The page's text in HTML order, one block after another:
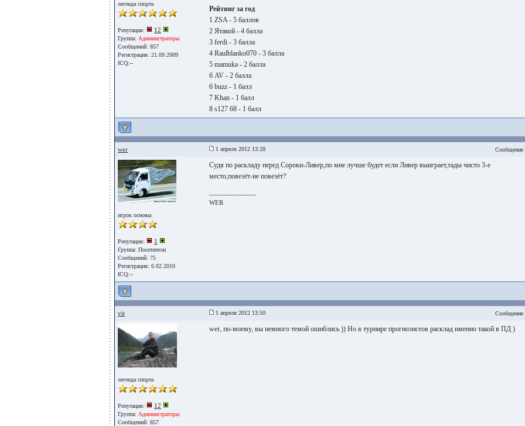
легенда спорта
Репутация: 12
Группа: Администраторы
Сообщений: 857
Регистрация: 21.09.2009
ICQ:--
Рейтинг за год
1 ZSA - 5 баллов
2 Ятакой - 4 балла
3 ferdi - 3 балла
4 Raulblanko070 - 3 балла
5 mamuka - 2 балла
6 AV - 2 балла
6 buzz - 1 балл
7 Khan - 1 балл
8 s127 68 - 1 балл
wer 1 апреля 2012 13:28 Сообщение
игрок основы
Репутация: 1
Группа: Посетители
Сообщений: 75
Регистрация: 6.02.2010
ICQ:--
Судя по раскладу перед Сороки-Ливер,по мне лучше будет если Ливер выиграет,тады чисто 3-е
место,повезёт-не повезёт?
--------------------
WER
vit 1 апреля 2012 13:50 Сообщение
легенда спорта
Репутация: 12
Группа: Администраторы
Сообщений: 857
wer, по-моему, вы немного темой ошиблись )) Но в турнире прогнозистов расклад именно такой в ПД )